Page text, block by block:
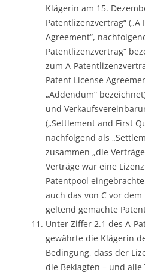
Klägerin am 15.
Patentlizenzvertrag“ („A
Agreement“,
Patentlizenzvertrag“
zum A-
Patent License
„Addendum“
und
(„Settlement and First
nachfolgend als
zusammen „die
Verträge war eine
Patentpool
auch das von C vor
geltend gemachte
Unter Ziffer 2.1 des A-
gewährte die Klägerin
Bedingung, dass der
die Beklagten – und